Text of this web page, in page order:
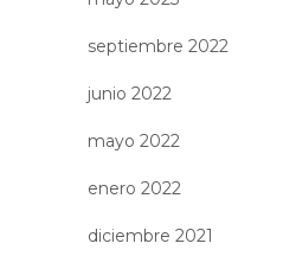
septiembre 2022
junio 2022
mayo 2022
enero 2022
diciembre 2021